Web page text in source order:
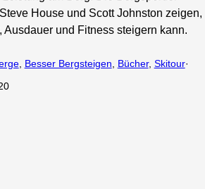
House und Scott Johnston zeigen,
Ausdauer und Fitness steigern kann.
, Besser Bergsteigen, Bücher, Skitour·